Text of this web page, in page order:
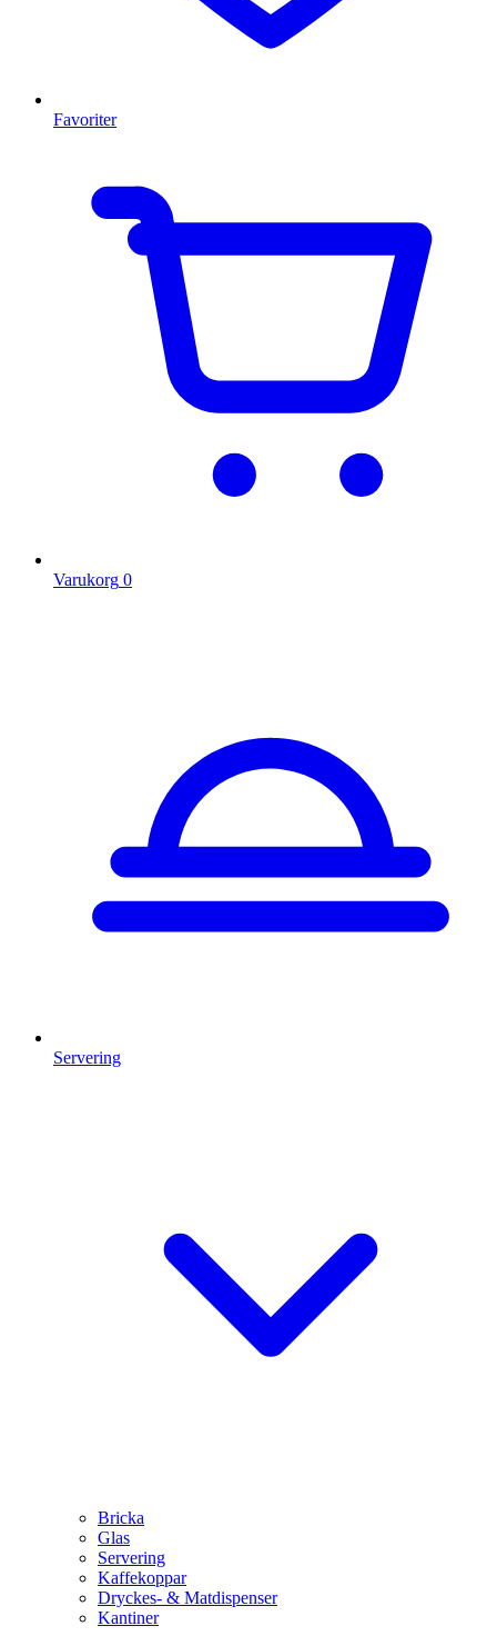
Favoriter
Varukorg 0
Servering
Bricka
Glas
Servering
Kaffekoppar
Dryckes- & Matdispenser
Kantiner